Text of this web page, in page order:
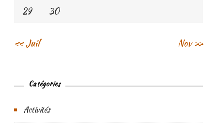
29
30
« Juil Nov »
Catégories
Activités